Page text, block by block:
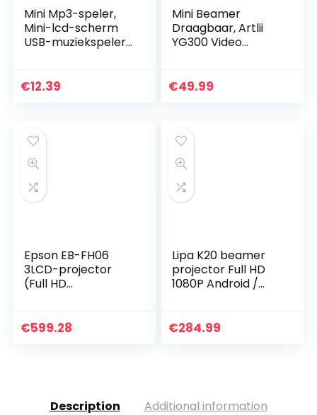
Mini Mp3-speler,
Mini-lcd-scherm
USB-muziekspeler,
speler, Metalen
€12.39
Mini Beamer
Draagbaar, Artlii
YG300 Video
Beamer 1080p Full
€49.99
Epson EB-FH06
3LCD-projector
(Full HD
kleurhelderheid,
€599.28
Lipa K20 beamer
projector Full HD
1080P Android /
Buetooth en wifi/
€284.99
Description Additional information